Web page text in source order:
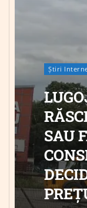
Știri
SAU